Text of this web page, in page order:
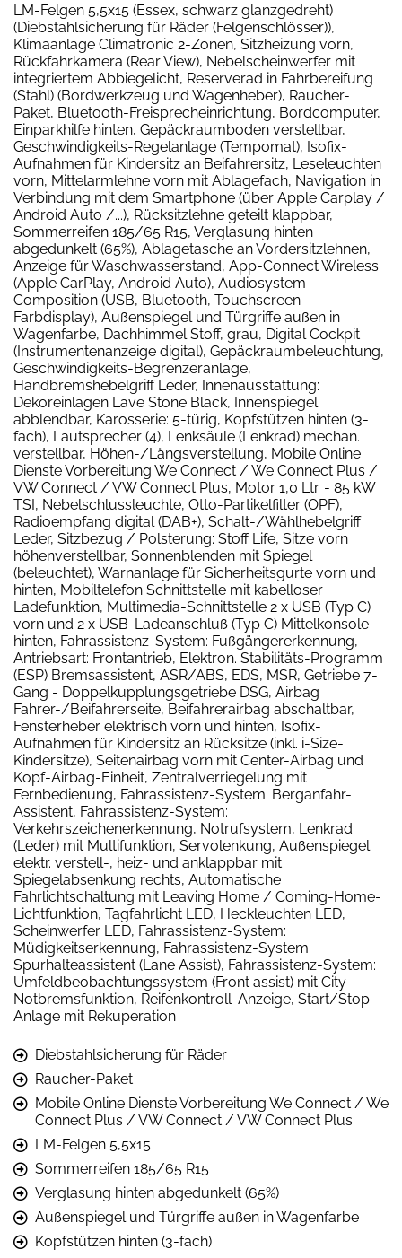
LM-Felgen 5,5x15 (Essex, schwarz glanzgedreht)
(Diebstahlsicherung für Räder (Felgenschlösser)),
Klimaanlage Climatronic 2-Zonen, Sitzheizung vorn,
Rückfahrkamera (Rear View), Nebelscheinwerfer mit
integriertem Abbiegelicht, Reserverad in Fahrbereifung
(Stahl) (Bordwerkzeug und Wagenheber), Raucher-
Paket, Bluetooth-Freisprecheinrichtung, Bordcomputer,
Einparkhilfe hinten, Gepäckraumboden verstellbar,
Geschwindigkeits-Regelanlage (Tempomat), Isofix-
Aufnahmen für Kindersitz an Beifahrersitz, Leseleuchten
vorn, Mittelarmlehne vorn mit Ablagefach, Navigation in
Verbindung mit dem Smartphone (über Apple Carplay /
Android Auto /...), Rücksitzlehne geteilt klappbar,
Sommerreifen 185/65 R15, Verglasung hinten
abgedunkelt (65%), Ablagetasche an Vordersitzlehnen,
Anzeige für Waschwasserstand, App-Connect Wireless
(Apple CarPlay, Android Auto), Audiosystem
Composition (USB, Bluetooth, Touchscreen-
Farbdisplay), Außenspiegel und Türgriffe außen in
Wagenfarbe, Dachhimmel Stoff, grau, Digital Cockpit
(Instrumentenanzeige digital), Gepäckraumbeleuchtung,
Geschwindigkeits-Begrenzeranlage,
Handbremshebelgriff Leder, Innenausstattung:
Dekoreinlagen Lave Stone Black, Innenspiegel
abblendbar, Karosserie: 5-türig, Kopfstützen hinten (3-
fach), Lautsprecher (4), Lenksäule (Lenkrad) mechan.
verstellbar, Höhen-/Längsverstellung, Mobile Online
Dienste Vorbereitung We Connect / We Connect Plus /
VW Connect / VW Connect Plus, Motor 1,0 Ltr. - 85 kW
TSI, Nebelschlussleuchte, Otto-Partikelfilter (OPF),
Radioempfang digital (DAB+), Schalt-/Wählhebelgriff
Leder, Sitzbezug / Polsterung: Stoff Life, Sitze vorn
höhenverstellbar, Sonnenblenden mit Spiegel
(beleuchtet), Warnanlage für Sicherheitsgurte vorn und
hinten, Mobiltelefon Schnittstelle mit kabelloser
Ladefunktion, Multimedia-Schnittstelle 2 x USB (Typ C)
vorn und 2 x USB-Ladeanschluß (Typ C) Mittelkonsole
hinten, Fahrassistenz-System: Fußgängererkennung,
Antriebsart: Frontantrieb, Elektron. Stabilitäts-Programm
(ESP) Bremsassistent, ASR/ABS, EDS, MSR, Getriebe 7-
Gang - Doppelkupplungsgetriebe DSG, Airbag
Fahrer-/Beifahrerseite, Beifahrerairbag abschaltbar,
Fensterheber elektrisch vorn und hinten, Isofix-
Aufnahmen für Kindersitz an Rücksitze (inkl. i-Size-
Kindersitze), Seitenairbag vorn mit Center-Airbag und
Kopf-Airbag-Einheit, Zentralverriegelung mit
Fernbedienung, Fahrassistenz-System: Berganfahr-
Assistent, Fahrassistenz-System:
Verkehrszeichenerkennung, Notrufsystem, Lenkrad
(Leder) mit Multifunktion, Servolenkung, Außenspiegel
elektr. verstell-, heiz- und anklappbar mit
Spiegelabsenkung rechts, Automatische
Fahrlichtschaltung mit Leaving Home / Coming-Home-
Lichtfunktion, Tagfahrlicht LED, Heckleuchten LED,
Scheinwerfer LED, Fahrassistenz-System:
Müdigkeitserkennung, Fahrassistenz-System:
Spurhalteassistent (Lane Assist), Fahrassistenz-System:
Umfeldbeobachtungssystem (Front assist) mit City-
Notbremsfunktion, Reifenkontroll-Anzeige, Start/Stop-
Anlage mit Rekuperation
Diebstahlsicherung für Räder
Raucher-Paket
Mobile Online Dienste Vorbereitung We Connect / We
Connect Plus / VW Connect / VW Connect Plus
LM-Felgen 5,5x15
Sommerreifen 185/65 R15
Verglasung hinten abgedunkelt (65%)
Außenspiegel und Türgriffe außen in Wagenfarbe
Kopfstützen hinten (3-fach)